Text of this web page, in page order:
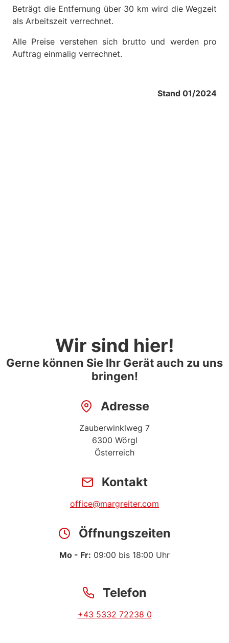
Beträgt die Entfernung über 30 km wird die Wegzeit
als Arbeitszeit verrechnet.
Alle Preise verstehen sich brutto und werden pro
Auftrag einmalig verrechnet.
Stand 01/2024
Wir sind hier!
Gerne können Sie Ihr Gerät auch zu uns
bringen!
Adresse
Zauberwinklweg 7
6300 Wörgl
Österreich
Kontakt
office@margreiter.com
Öffnungszeiten
Mo - Fr: 09:00 bis 18:00 Uhr
Telefon
+43 5332 72238 0